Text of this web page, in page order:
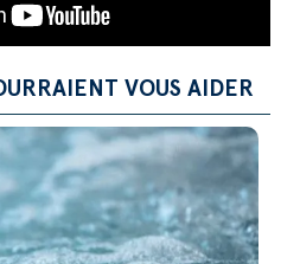
VOUS AIDER